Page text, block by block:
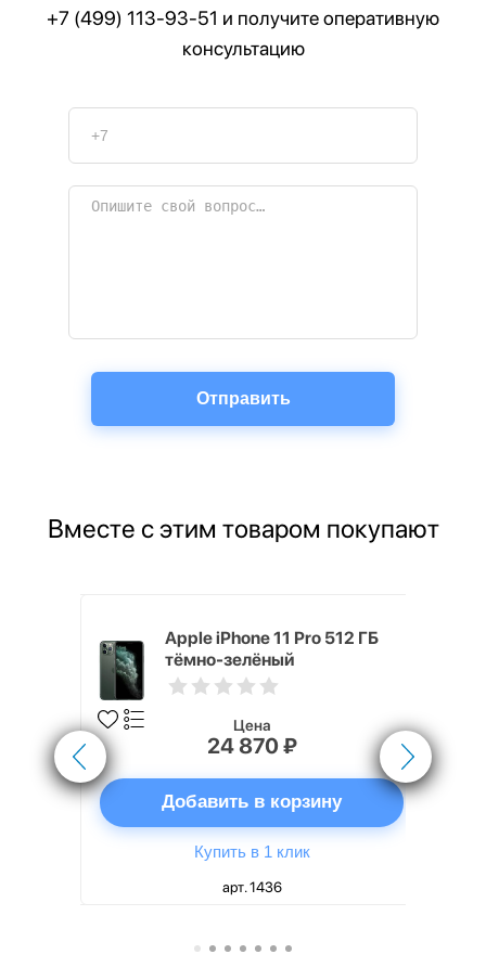
+7 (499) 113-93-51 и получите оперативную
консультацию
Вместе с этим товаром покупают
Apple iPhone 11 Pro 512 ГБ
тёмно-зелёный
Цена
24 870 ₽
Добавить в корзину
Купить в 1 клик
арт. 1436